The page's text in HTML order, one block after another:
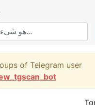
of Telegram user